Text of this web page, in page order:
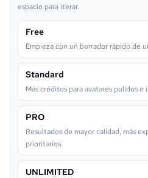
espacio para iterar.
Free
Empieza con un borrador rápido de
Standard
Más créditos para avatares pulidos e
PRO
Resultados de mayor calidad, más
prioritarios.
UNLIMITED